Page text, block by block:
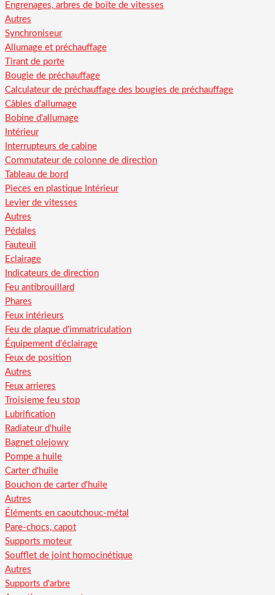
Engrenages, arbres de boîte de vitesses
Autres
Synchroniseur
Allumage et préchauffage
Tirant de porte
Bougie de préchauffage
Calculateur de préchauffage des bougies de préchauffage
Câbles d'allumage
Bobine d'allumage
Intérieur
Interrupteurs de cabine
Commutateur de colonne de direction
Tableau de bord
Pieces en plastique Intérieur
Levier de vitesses
Autres
Pédales
Fauteuil
Eclairage
Indicateurs de direction
Feu antibrouillard
Phares
Feux intérieurs
Feu de plaque d'immatriculation
Équipement d'éclairage
Feux de position
Autres
Feux arrieres
Troisieme feu stop
Lubrification
Radiateur d'huile
Bagnet olejowy
Pompe a huile
Carter d'huile
Bouchon de carter d'huile
Autres
Éléments en caoutchouc-métal
Pare-chocs, capot
Supports moteur
Soufflet de joint homocinétique
Autres
Supports d'arbre